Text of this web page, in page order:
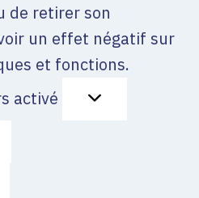
de retirer son
un effet négatif sur
et fonctions.
activé